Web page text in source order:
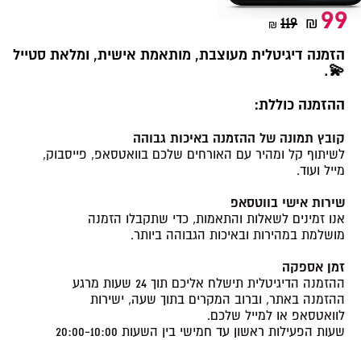
₪ 99
119
₪
הזמנה דיגיטלית מעוצבת, מותאמת אישית, ומלאת סטייל
💫.
ההזמנה כוללת:
קובץ תמונה של ההזמנה באיכות גבוהה
לשיתוף קל ומהיר עם האורחים שלכם בוואטסאפ, פייסבוק,
מייל ועוד.
שירות אישי בווטסאפ
אנו זמינים לשאלות והתאמות, כדי שתקבלו הזמנה
מושלמת במהירות ובאיכות הגבוהה ביותר.
זמן אספקה
ההזמנה הדיגיטלית תישלח אליכם תוך 24 שעות מרגע
ההזמנה באתר, וברוב המקרים בתוך שעה, ישירות
לוואטסאפ או למייל שלכם.
שעות הפעילות ראשון עד חמישי בין השעות 20:00-10:00